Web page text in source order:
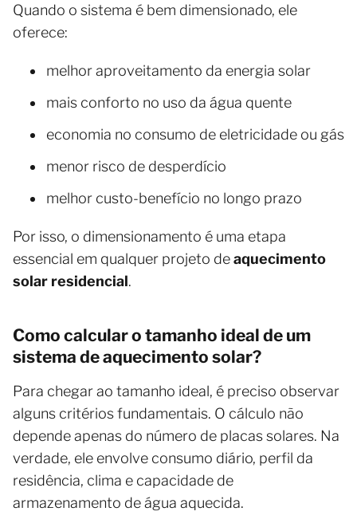
Quando o sistema é bem dimensionado, ele
oferece:
melhor aproveitamento da energia solar
mais conforto no uso da água quente
economia no consumo de eletricidade ou gás
menor risco de desperdício
melhor custo-benefício no longo prazo
Por isso, o dimensionamento é uma etapa
essencial em qualquer projeto deaquecimento
solar residencial.
Como calcular o tamanho ideal de um
sistema de aquecimento solar?
Para chegar ao tamanho ideal, é preciso observar
alguns critérios fundamentais. O cálculo não
depende apenas do número de placas solares. Na
verdade, ele envolve consumo diário, perfil da
residência, clima e capacidade de
armazenamento de água aquecida.